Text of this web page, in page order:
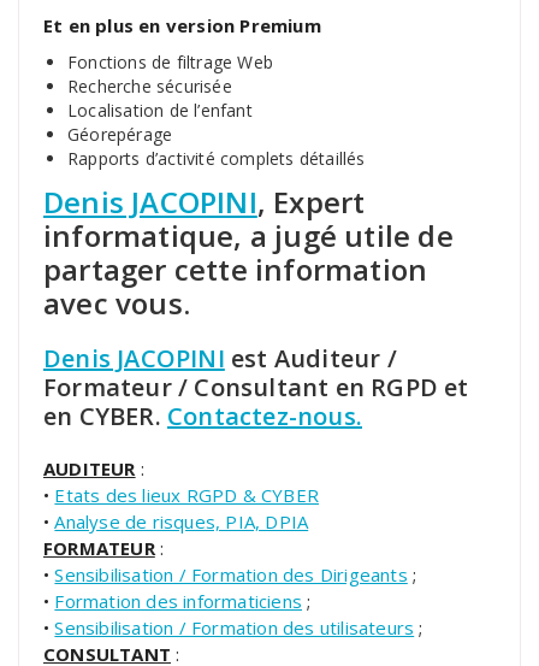
Et en plus en version Premium
Fonctions de filtrage Web
Recherche sécurisée
Localisation de l’enfant
Géorepérage
Rapports d’activité complets détaillés
Denis JACOPINI, Expert
informatique, a jugé utile de
partager cette information
avec vous.
Denis JACOPINI est Auditeur /
Formateur / Consultant en RGPD et
en CYBER. Contactez-nous.
AUDITEUR :
• Etats des lieux RGPD & CYBER
•Analyse de risques, PIA, DPIA
FORMATEUR:
•Sensibilisation / Formation des Dirigeants ;
• Formation des informaticiens ;
•Sensibilisation / Formation des utilisateurs ;
CONSULTANT :